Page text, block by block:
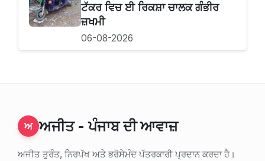
ਟੱਕਰ ਵਿਚ ਈ ਰਿਕਸ਼ਾ ਚਾਲਕ ਗੰਭੀਰ
ਜ਼ਖਮੀ
06-08-2026
ਅ ਅਜੀਤ - ਪੰਜਾਬ ਦੀ ਆਵਾਜ਼
ਅਜੀਤ ਤੁਰੰਤ, ਨਿਰਪੱਖ ਅਤੇ ਭਰੋਸੇਮੰਦ ਪੱਤਰਕਾਰੀ ਪ੍ਰਦਾਨ ਕਰਦਾ ਹੈ।